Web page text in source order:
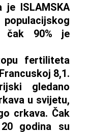
ISLAMSKA
populacijskog
čak 90% je
fertiliteta
8,1.
gledano
u svijetu,
crkava. Čak
godina su